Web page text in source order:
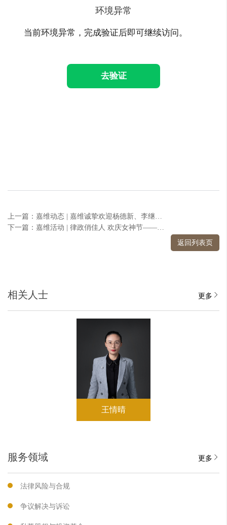
环境异常
当前环境异常，完成验证后即可继续访问。
去验证
上一篇：嘉维动态 | 嘉维诚挚欢迎杨德新、李继英、柏合、鲁海源四位律师的加入
下一篇：嘉维活动 | 律政俏佳人 欢庆女神节——嘉维所开展“三·八”女神节活动
返回列表页
相关人士 更多
王情晴
服务领域 更多
法律风险与合规
争议解决与诉讼